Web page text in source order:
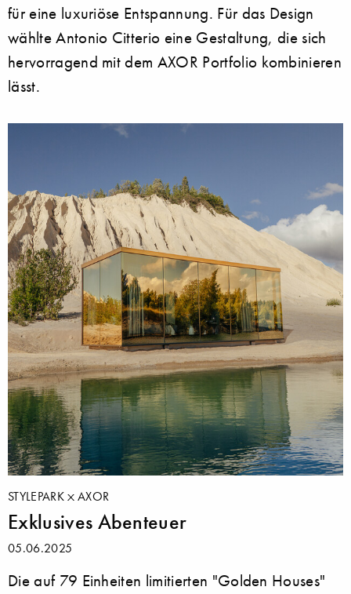
für eine luxuriöse Entspannung. Für das Design
wählte Antonio Citterio eine Gestaltung, die sich
hervorragend mit dem AXOR Portfolio kombinieren
lässt.
STYLEPARK AXOR
Exklusives Abenteuer
05.06.2025
Die auf 79 Einheiten limitierten "Golden Houses"